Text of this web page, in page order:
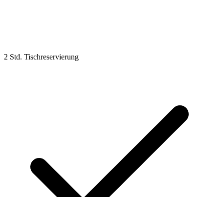
2 Std. Tischreservierung